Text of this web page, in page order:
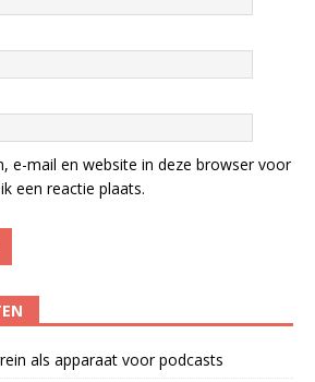
e-mail en website in deze browser voor
een reactie plaats.
als apparaat voor podcasts